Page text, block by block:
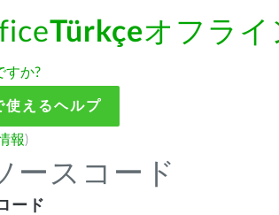
Türkçeオフライ
すか?
使えるヘルプ
報)
ースコード
ード